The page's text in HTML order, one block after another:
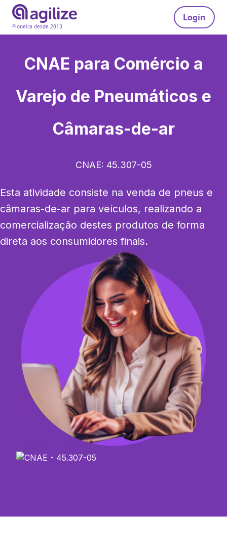
Pioneira desde 2013
Login
CNAE para Comércio a
Varejo de Pneumáticos e
Câmaras-de-ar
CNAE: 45.307-05
Esta atividade consiste na venda de pneus e
câmaras-de-ar para veículos, realizando a
comercialização destes produtos de forma
direta aos consumidores finais.